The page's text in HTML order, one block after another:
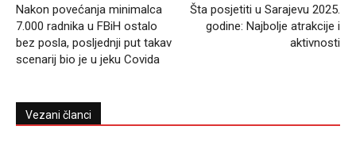
Nakon povećanja minimalca
7.000 radnika u FBiH ostalo
bez posla, posljednji put takav
scenarij bio je u jeku Covida
Šta posjetiti u Sarajevu 2025.
godine: Najbolje atrakcije i
aktivnosti
Vezani članci